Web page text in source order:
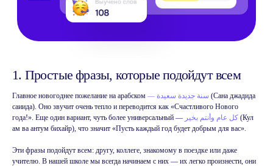
1. Простые фразы, которые подойдут всем
Главное новогоднее пожелание на арабском — سنة جديدة سعيدة (Сана джадида
саиида). Оно звучит очень тепло и переводится как «Счастливого Нового
года!». Еще один вариант, чуть более универсальный — كل عام وأنتم بخير (Кул
ам ва антум бихайр), что значит «Пусть каждый год будет добрым для вас».
Эти фразы подойдут всем: другу, коллеге, знакомому в поездке или даже
учителю. В нашей школе мы всегда начинаем с них — их легко произнести, они